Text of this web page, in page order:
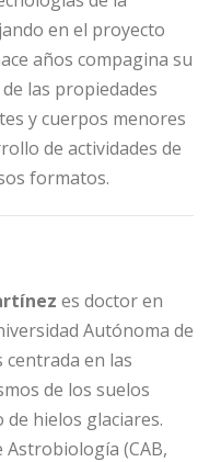
en el proyecto
años compagina su
las propiedades
y cuerpos menores
de actividades de
formatos.
es doctor en
Autónoma de
en las
de los suelos
hielos glaciares.
(CAB,